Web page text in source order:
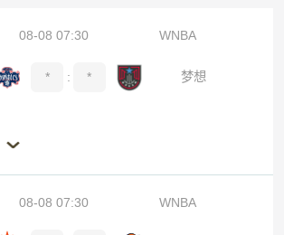
08-08 07:30 WNBA
* : * 梦想
08-08 07:30 WNBA